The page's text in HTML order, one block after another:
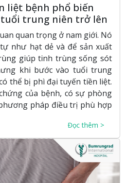
liệt bệnh phổ biến
trung niên trở lên
quan trọng ở nam giới. Nó
như hạt dẻ và để sản xuất
giúp tinh trùng sống sót
khi bước vào tuổi trung
thể bị phì đại tuyến tiền liệt.
của bệnh, có sự phòng
pháp điều trị phù hợp
Đọc thêm >